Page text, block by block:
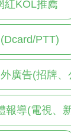
紅KOL推薦
PTT)
外廣告(招牌
報導(電視、